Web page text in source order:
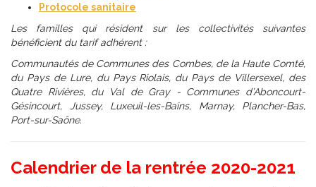
Protocole sanitaire
Les familles qui résident sur les collectivités suivantes
bénéficient du tarif adhérent :
Communautés de Communes des Combes, de la Haute Comté,
du Pays de Lure, du Pays Riolais, du Pays de Villersexel, des
Quatre Rivières, du Val de Gray - Communes d’Aboncourt-
Gésincourt, Jussey, Luxeuil-les-Bains, Marnay, Plancher-Bas,
Port-sur-Saône.
Calendrier de la rentrée 2020-2021